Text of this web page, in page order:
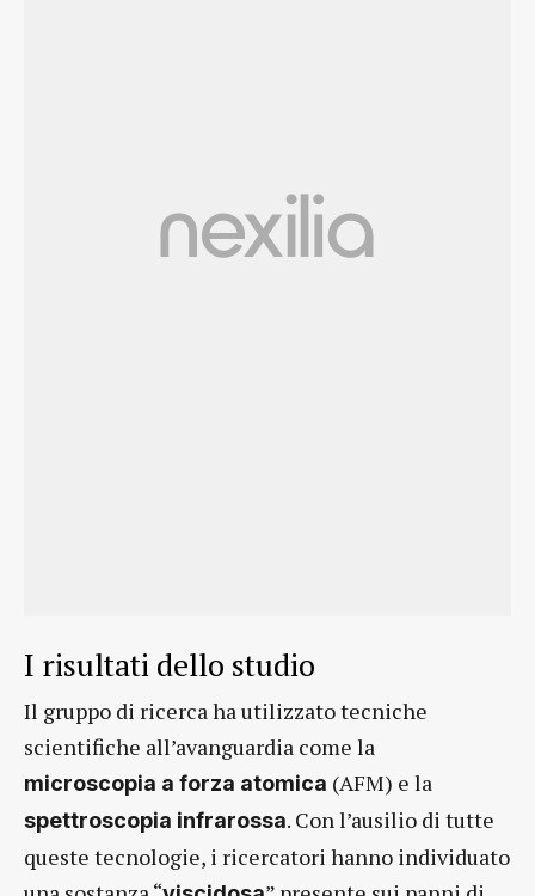
I risultati dello studio
Il gruppo di ricerca ha utilizzato tecniche
scientifiche all’avanguardia come la
microscopia a forza atomica (AFM) e la
spettroscopia infrarossa. Con l’ausilio di tutte
queste tecnologie, i ricercatori hanno individuato